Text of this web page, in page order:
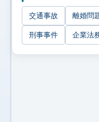
交通事故 離婚問
刑事事件 企業法